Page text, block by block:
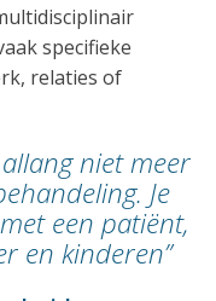
specifieke
relaties of
niet meer
Je
een patiënt,
en kinderen”